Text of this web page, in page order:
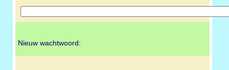
Nieuw wachtwoord: